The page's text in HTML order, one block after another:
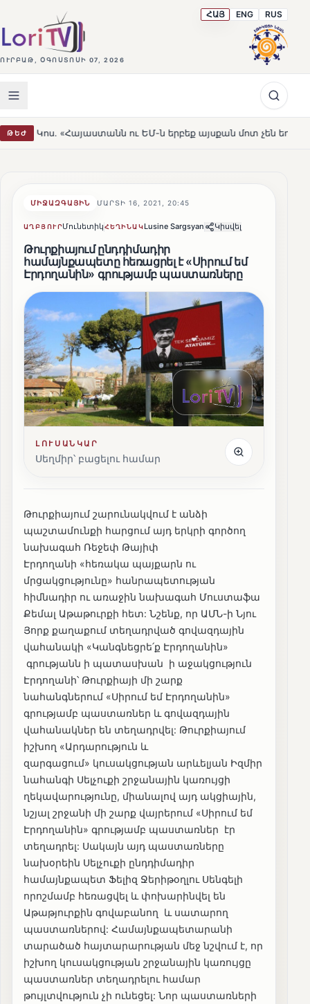
ՈՒՐԲԱԹ, ՕԳՈՍՏՈՍԻ 07, 2026
ՀԱՅ ENG RUS
ԹԵԺ ու ԵՄ-ն երբեք այսքան մոտ չեն եղել» HOT
ՄԻՋԱԶԳԱՅԻՆ ՄԱՐՏԻ 16, 2021, 20:45
ԱՂԲՅՈՒՐՄունետիկՀԵՂԻՆԱԿLusine Sargsyan Կիսվել
Թուրքիայում ընդդիմադիր
համայնքապետը հեռացրել է «Սիրում եմ
Էրդողանին» գրությամբ պաստառները
ԼՈՒՍԱՆԿԱՐ
Սեղմիր՝ բացելու համար
Թուրքիայում շարունակվում է անձի
պաշտամունքի հարցում այդ երկրի գործող
նախագահ Ռեջեփ Թայիփ
Էրդողանի «հեռակա պայքարն ու
մրցակցությունը» հանրապետության
հիմնադիր ու առաջին նախագահ Մուստաֆա
Քեմալ Աթաթուրքի հետ: Նշենք, որ ԱՄՆ-ի Նյու
Յորք քաղաքում տեղադրված գովազդային
վահանակի «Կանգնեցրե՛ք Էրդողանին»
գրությանն ի պատասխան ի աջակցություն
Էրդողանի՝ Թուրքիայի մի շարք
նահանգներում «Սիրում եմ Էրդողանին»
գրությամբ պաստառներ և գովազդային
վահանակներ են տեղադրվել: Թուրքիայում
իշխող «Արդարություն և
զարգացում» կուսակցության արևելյան Իզմիր
նահանգի Սելչուքի շրջանային կառույցի
ղեկավարությունը, միանալով այդ ակցիային,
նշյալ շրջանի մի շարք վայրերում «Սիրում եմ
Էրդողանին» գրությամբ պաստառներ էր
տեղադրել: Սակայն այդ պաստառները
նախօրեին Սելչուքի ընդդիմադիր
համայնքապետ Ֆելիզ Ջերիթօղլու Սենգելի
որոշմամբ հեռացվել և փոխարինվել են
Աթաթյուրքին գովաբանող և սատարող
պաստառներով: Համայնքապետարանի
տարածած հայտարարության մեջ նշվում է, որ
իշխող կուսակցության շրջանային կառույցը
պաստառներ տեղադրելու համար
թույլտվություն չի ունեցել: Նոր պաստառների